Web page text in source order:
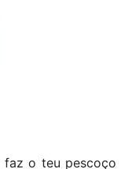
faz o teu pescoço